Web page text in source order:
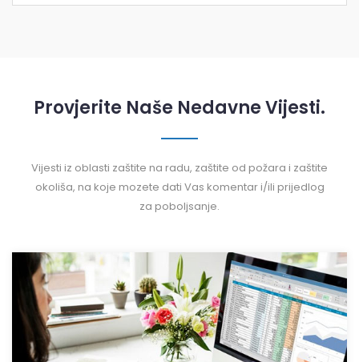
Provjerite Naše Nedavne Vijesti.
Vijesti iz oblasti zaštite na radu, zaštite od požara i zaštite
okoliša, na koje mozete dati Vas komentar i/ili prijedlog
za poboljsanje.